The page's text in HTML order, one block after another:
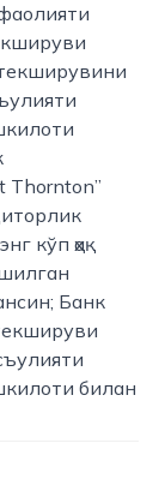
Thornton”
кўп ҳақ
Банк
билан